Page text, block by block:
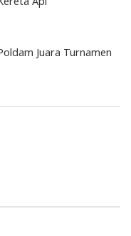
Juara Turnamen